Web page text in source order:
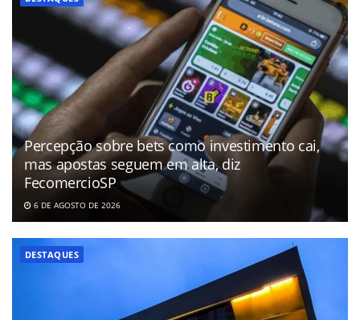
Percepção sobre bets como investimento cai,
mas apostas seguem em alta, diz
FecomercioSP
6 DE AGOSTO DE 2026
DESTAQUES